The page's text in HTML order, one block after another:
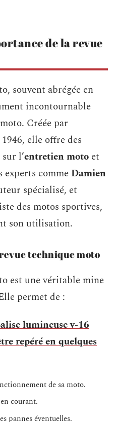
de la revue
souvent abrégée en
incontournable
Créée par
elle offre des
l’entretien moto et
experts comme Damien
spécialisé, et
des motos sportives,
son utilisation.
technique moto
est une véritable mine
permet de :
lumineuse v-16
repéré en quelques
de sa moto.
courant.
pannes éventuelles.